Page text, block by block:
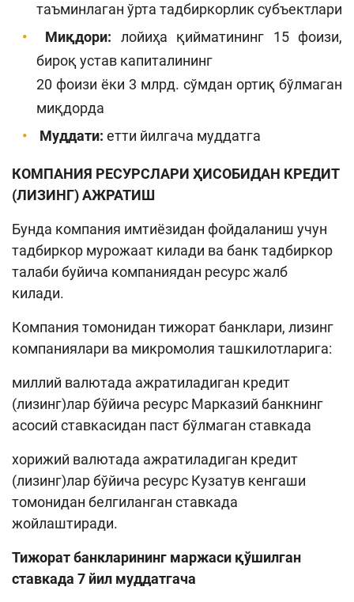
таъминлаган ўрта тадбиркорлик субъектлари
Миқдори: лойиҳа қийматининг 15 фоизи,
бироқ устав капиталининг
20 фоизи ёки 3 млрд. сўмдан ортиқ бўлмаган
миқдорда
Муддати: етти йилгача муддатга
КОМПАНИЯ РЕСУРСЛАРИ ҲИСОБИДАН КРЕДИТ
(ЛИЗИНГ) АЖРАТИШ
Бунда компания имтиёзидан фойдаланиш учун
тадбиркор мурожаат килади ва банк тадбиркор
талаби буйича компаниядан ресурс жалб
килади.
Компания томонидан тижорат банклари, лизинг
компаниялари ва микромолия ташкилотларига:
миллий валютада ажратиладиган кредит
(лизинг)лар бўйича ресурс Марказий банкнинг
асосий ставкасидан паст бўлмаган ставкада
хорижий валютада ажратиладиган кредит
(лизинг)лар бўйича ресурс Кузатув кенгаши
томонидан белгиланган ставкада
жойлаштиради.
Тижорат банкларининг маржаси қўшилган
ставкада 7 йил муддатгача